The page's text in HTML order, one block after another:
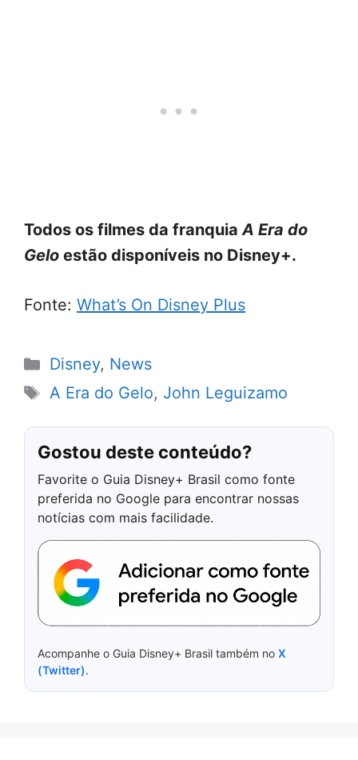
Todos os filmes da franquiaA Era do
Gelo estão disponíveis no Disney+.
Fonte: What’s On Disney Plus
Categorias
Disney, News
Tags
A Era do Gelo, John Leguizamo
Gostou deste conteúdo?
Favorite o Guia Disney+ Brasil como fonte
preferida no Google para encontrar nossas
notícias com mais facilidade.
Acompanhe o Guia Disney+ Brasil também no X
(Twitter).